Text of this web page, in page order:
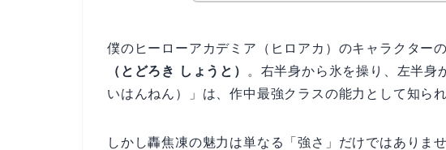
僕のヒーローアカデミア（ヒロアカ）のキャラクター
（とどろき しょうと）
。右半身から氷を操り、左半身
いはんねん）」は、作中最強クラスの能力として知られ
しかし轟焦凍の魅力は単なる「強さ」だけではありま